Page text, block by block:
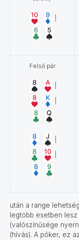
Felső pár
után a range
legtöbb esetben
(valószínűsége
(hívás). A póker, ez